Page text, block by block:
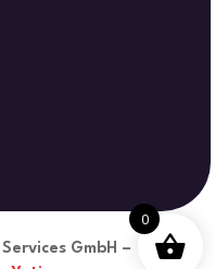
GmbH –
0